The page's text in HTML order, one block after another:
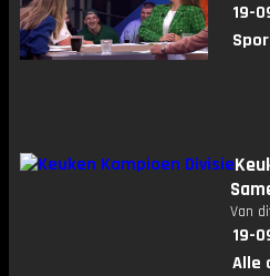
19-
Van
19-
Alle